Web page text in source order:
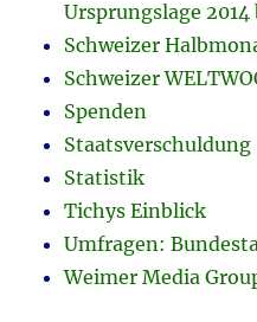
Ursprungslage
Schweizer
Schweizer
Spenden
Staatsverschuldung
Statistik
Tichys Einblick
Umfragen:
Weimer Media